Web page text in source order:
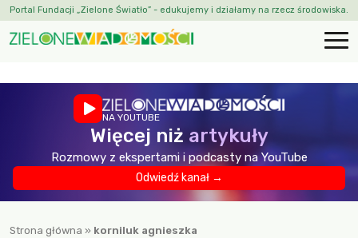
Portal Fundacji „Zielone Światło” - edukujemy i działamy na rzecz środowiska.
NA YOUTUBE
Więcej niż artykuły
Rozmowy z ekspertami i podcasty na YouTube
Odwiedź kanał →
Strona główna » korniluk agnieszka